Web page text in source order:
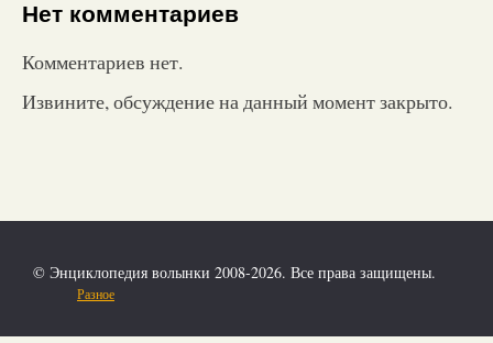
Нет комментариев
Комментариев нет.
Извините, обсуждение на данный момент закрыто.
© Энциклопедия волынки 2008-2026. Все права защищены.
Разное